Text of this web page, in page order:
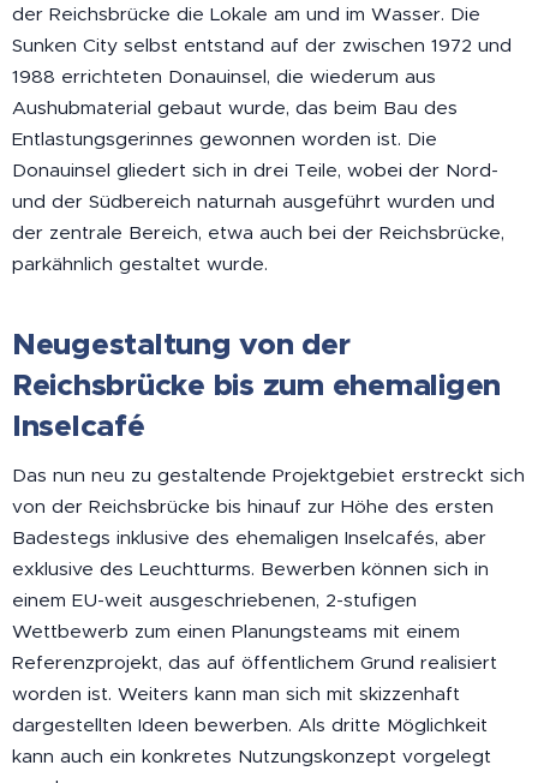
der Reichsbrücke die Lokale am und im Wasser. Die
Sunken City selbst entstand auf der zwischen 1972 und
1988 errichteten Donauinsel, die wiederum aus
Aushubmaterial gebaut wurde, das beim Bau des
Entlastungsgerinnes gewonnen worden ist. Die
Donauinsel gliedert sich in drei Teile, wobei der Nord-
und der Südbereich naturnah ausgeführt wurden und
der zentrale Bereich, etwa auch bei der Reichsbrücke,
parkähnlich gestaltet wurde.
Neugestaltung von der
Reichsbrücke bis zum ehemaligen
Inselcafé
Das nun neu zu gestaltende Projektgebiet erstreckt sich
von der Reichsbrücke bis hinauf zur Höhe des ersten
Badestegs inklusive des ehemaligen Inselcafés, aber
exklusive des Leuchtturms. Bewerben können sich in
einem EU-weit ausgeschriebenen, 2-stufigen
Wettbewerb zum einen Planungsteams mit einem
Referenzprojekt, das auf öffentlichem Grund realisiert
worden ist. Weiters kann man sich mit skizzenhaft
dargestellten Ideen bewerben. Als dritte Möglichkeit
kann auch ein konkretes Nutzungskonzept vorgelegt